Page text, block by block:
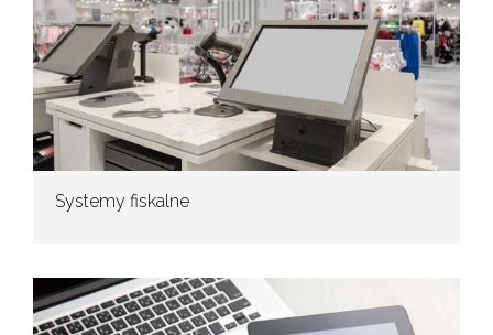
Systemy fiskalne